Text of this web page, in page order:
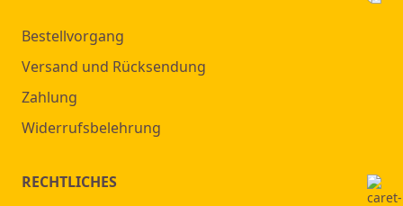
Bestellvorgang
Versand und Rücksendung
Zahlung
Widerrufsbelehrung
RECHTLICHES